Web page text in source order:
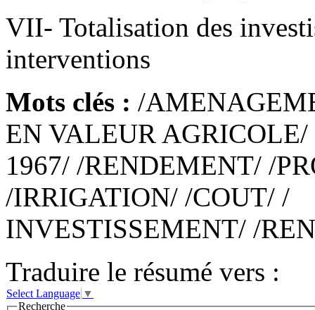
VII- Totalisation des
interventions
Mots clés : /
EN VALEUR
1967/ /RENDEMENT/ /
/IRRIGATION/ /COUT/ /
INVESTISSEMENT/ /
Traduire le résumé vers :
Select Language ▼
Recherche